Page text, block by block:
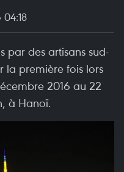
par des artisans sud-
la première fois lors
2016 au 22
à Hanoï.